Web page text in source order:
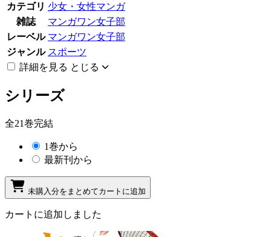
カテゴリ 少女・女性マンガ
雑誌
マンガワン女子部
レーベル マンガワン女子部
ジャンル スポーツ
詳細を見る とじる
シリーズ
全21巻完結
1巻から
最新刊から
未購入分をまとめてカートに追加
カートに追加しました